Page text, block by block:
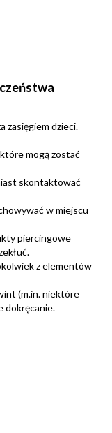
zasięgiem dzieci.
mogą zostać
skontaktować
w miejscu
piercingowe
z elementów
(m.in. niektóre
dokręcanie.